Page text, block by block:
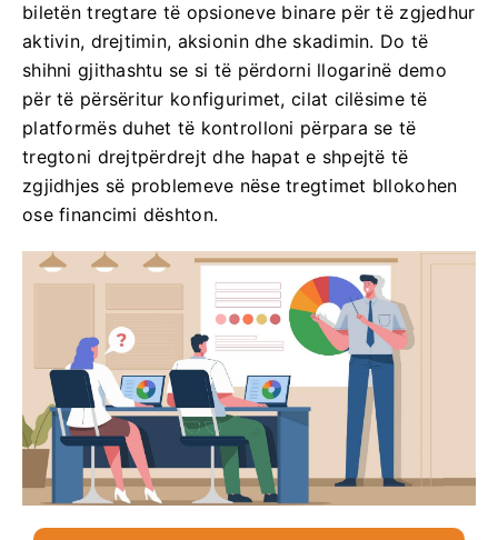
biletën tregtare të opsioneve binare për të zgjedhur
aktivin, drejtimin, aksionin dhe skadimin. Do të
shihni gjithashtu se si të përdorni llogarinë demo
për të përsëritur konfigurimet, cilat cilësime të
platformës duhet të kontrolloni përpara se të
tregtoni drejtpërdrejt dhe hapat e shpejtë të
zgjidhjes së problemeve nëse tregtimet bllokohen
ose financimi dështon.